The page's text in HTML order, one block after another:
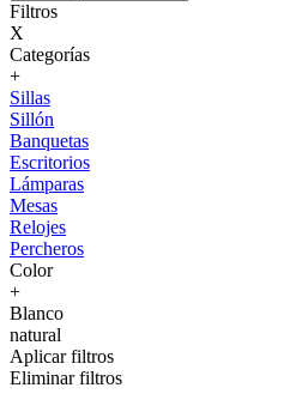
Filtros
X
Categorías
+
Sillas
Sillón
Banquetas
Escritorios
Lámparas
Mesas
Relojes
Percheros
Color
+
Blanco
natural
Aplicar filtros
Eliminar filtros